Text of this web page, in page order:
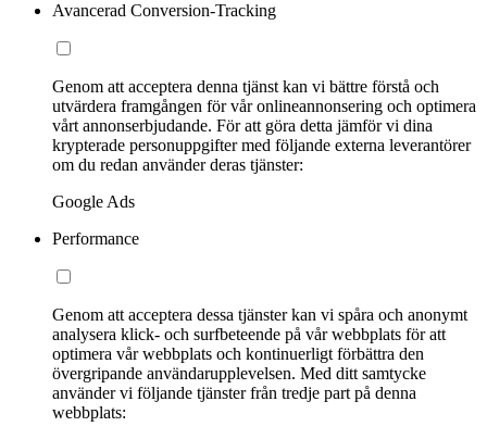
Avancerad Conversion-Tracking
Genom att acceptera denna tjänst kan vi bättre förstå och
utvärdera framgången för vår onlineannonsering och optimera
vårt annonserbjudande. För att göra detta jämför vi dina
krypterade personuppgifter med följande externa leverantörer
om du redan använder deras tjänster:
Google Ads
Performance
Genom att acceptera dessa tjänster kan vi spåra och anonymt
analysera klick- och surfbeteende på vår webbplats för att
optimera vår webbplats och kontinuerligt förbättra den
övergripande användarupplevelsen. Med ditt samtycke
använder vi följande tjänster från tredje part på denna
webbplats: